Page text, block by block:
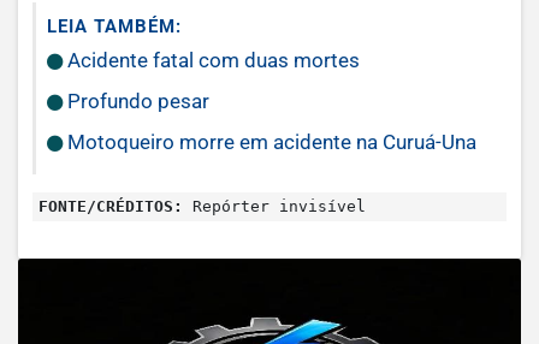
LEIA TAMBÉM:
Acidente fatal com duas mortes
Profundo pesar
Motoqueiro morre em acidente na Curuá-Una
FONTE/CRÉDITOS: Repórter invisível